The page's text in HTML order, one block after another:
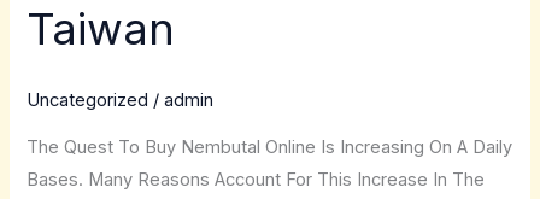
Taiwan
Uncategorized /admin
The Quest To Buy Nembutal Online Is Increasing On A Daily
Bases. Many Reasons Account For This Increase In The